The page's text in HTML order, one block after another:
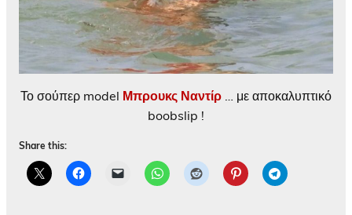
Το σούπερ model Μπρουκς Ναντίρ … με αποκαλυπτικό
boobslip !
Share this: